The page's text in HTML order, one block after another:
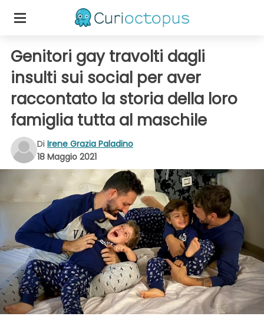
Genitori gay travolti dagli
insulti sui social per aver
raccontato la storia della loro
famiglia tutta al maschile
Di Irene Grazia Paladino
18 Maggio 2021